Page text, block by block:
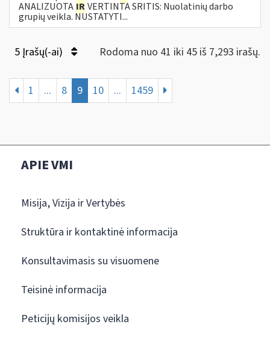
ANALIZUOTA IRVERTINTA SRITIS: Nuolatinių darbo
grupių veikla. NUSTATYTI...
5 Įrašų(-ai) Rodoma nuo 41 iki 45 iš 7,293 irašų.
1 ... 8 9 10 ... 1459
APIE VMI
Misija, Vizija ir Vertybės
Struktūra ir kontaktinė informacija
Konsultavimasis su visuomene
Teisinė informacija
Peticijų komisijos veikla